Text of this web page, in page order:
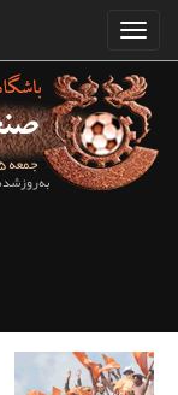
جمعه 15 مرداد ماه 1405
به‌روزشده